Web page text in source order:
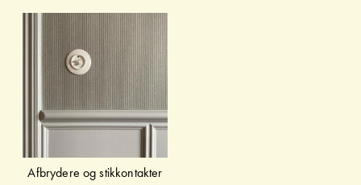
Afbrydere og stikkontakter